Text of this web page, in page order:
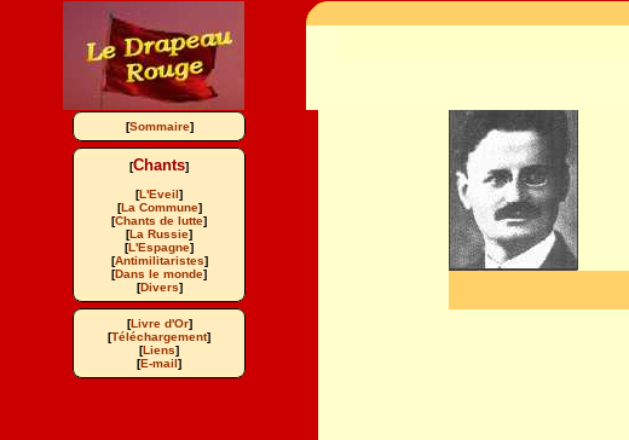
[Sommaire]
[Chants]
[L'Eveil]
[La Commune]
[Chants de lutte]
[La Russie]
[L'Espagne]
[Antimilitaristes]
[Dans le monde]
[Divers]
[Livre d'Or]
[Téléchargement]
[Liens]
[E-mail]